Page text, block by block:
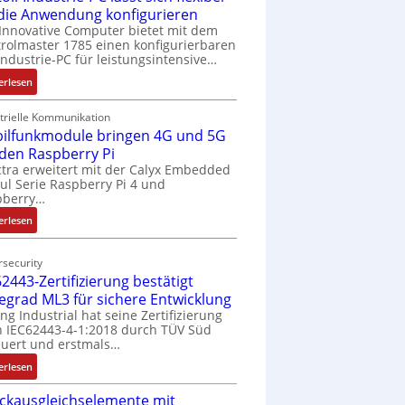
Anwendung konfigurieren
Computer bietet mit dem
1785 einen konfigurierbaren
PC für leistungsintensive…
:
1
9
-
Z
o
l
l
-
I
d
u
s
t
r
i
e
Kommunikation
bringen 4G und 5G
Raspberry Pi
erweitert mit der Calyx Embedded
Serie Raspberry Pi 4 und
:
M
b
i
l
f
u
n
k
Zertifizierung bestätigt
ML3 für sichere Entwicklung
Industrial hat seine Zertifizierung
IEC62443-4-1:2018 durch TÜV Süd
und erstmals…
:
I
E
mit